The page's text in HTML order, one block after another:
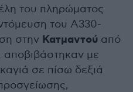
του πληρώματος
του A330-
στην Κατμαντού από
αποβιβάστηκαν με
σε πίσω δεξιά